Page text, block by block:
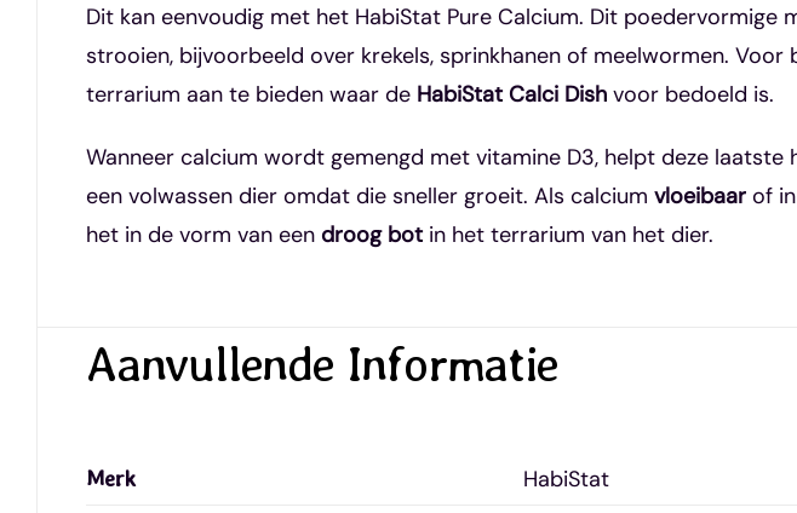
Dit kan eenvoudig met het HabiStat Pure Calcium. Dit
strooien, bijvoorbeeld over krekels, sprinkhanen of meelwormen.
terrarium aan te bieden waar de HabiStat Calci Dish voor bedoeld is.
Wanneer calcium wordt gemengd met vitamine D3, helpt deze
een volwassen dier omdat die sneller groeit. Als calcium vloeibaarof in
het in de vorm van een droog botin het terrarium van het dier.
Aanvullende Informatie
Merk HabiStat